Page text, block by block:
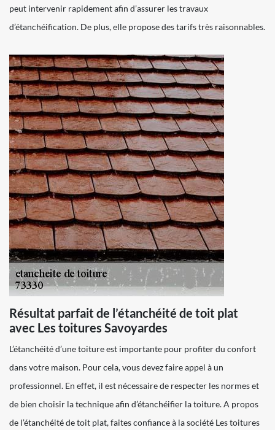
peut intervenir rapidement afin d’assurer les travaux
d’étanchéification. De plus, elle propose des tarifs très raisonnables.
Résultat parfait de l’étanchéité de toit plat
avec Les toitures Savoyardes
L’étanchéité d’une toiture est importante pour profiter du confort
dans votre maison. Pour cela, vous devez faire appel à un
professionnel. En effet, il est nécessaire de respecter les normes et
de bien choisir la technique afin d’étanchéifier la toiture. A propos
de l’étanchéité de toit plat, faites confiance à la société Les toitures